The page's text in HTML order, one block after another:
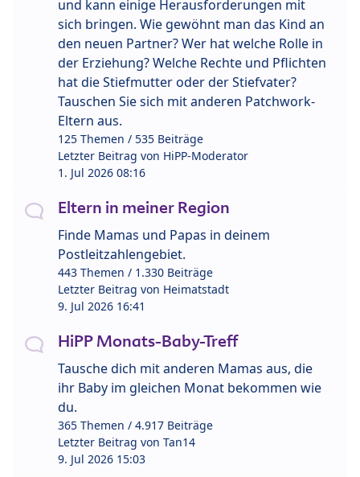
und kann einige Herausforderungen mit
sich bringen. Wie gewöhnt man das Kind an
den neuen Partner? Wer hat welche Rolle in
der Erziehung? Welche Rechte und Pflichten
hat die Stiefmutter oder der Stiefvater?
Tauschen Sie sich mit anderen Patchwork-
Eltern aus.
125 Themen / 535 Beiträge
Letzter Beitrag von HiPP-Moderator
1. Jul 2026 08:16
Eltern in meiner Region
Finde Mamas und Papas in deinem
Postleitzahlengebiet.
443 Themen / 1.330 Beiträge
Letzter Beitrag von Heimatstadt
9. Jul 2026 16:41
HiPP Monats-Baby-Treff
Tausche dich mit anderen Mamas aus, die
ihr Baby im gleichen Monat bekommen wie
du.
365 Themen / 4.917 Beiträge
Letzter Beitrag von Tan14
9. Jul 2026 15:03